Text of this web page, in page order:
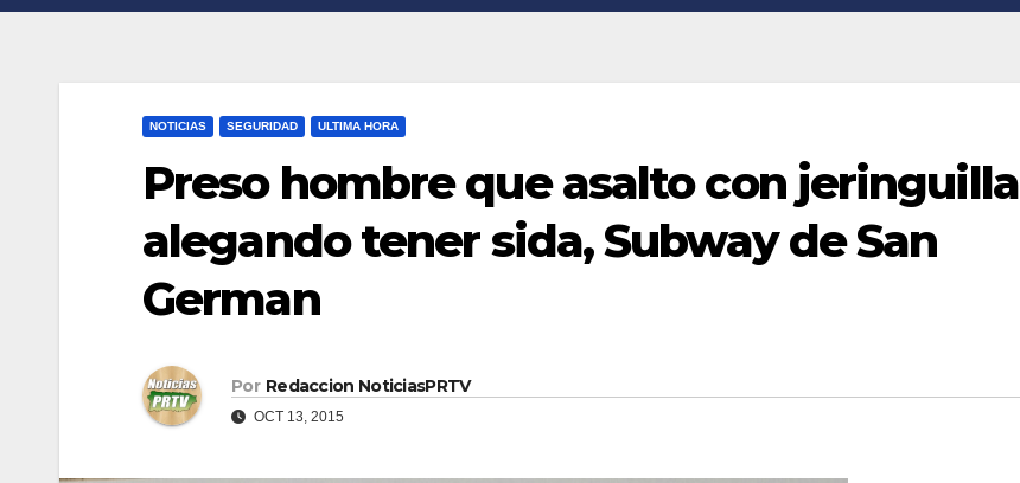
NOTICIAS SEGURIDAD ULTIMA HORA
Preso hombre que asalto con jeringuilla
alegando tener sida, Subway de San
German
Por Redaccion NoticiasPRTV
OCT 13, 2015